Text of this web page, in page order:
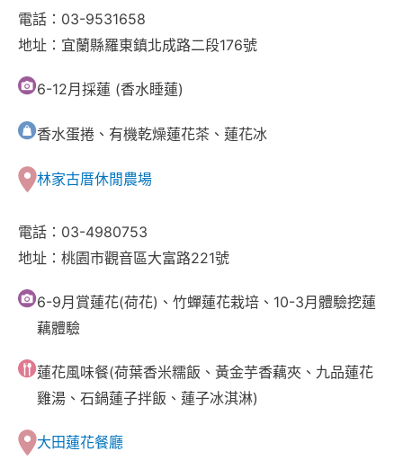
電話：03-9531658
地址：宜蘭縣羅東鎮北成路二段176號
6-12月採蓮 (香水睡蓮)
香水蛋捲、有機乾燥蓮花茶、蓮花冰
林家古厝休閒農場
電話：03-4980753
地址：桃園市觀音區大富路221號
6-9月賞蓮花(荷花)、竹蟬蓮花栽培、10-3月體驗挖蓮
藕體驗
蓮花風味餐(荷葉香米糯飯、黃金芋香藕夾、九品蓮花
雞湯、石鍋蓮子拌飯、蓮子冰淇淋)
大田蓮花餐廳